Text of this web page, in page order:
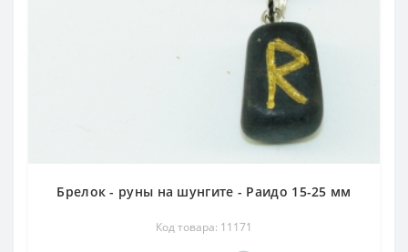
Брелок - руны на шунгите - Раидо 15-25 мм
Код товара: 11171